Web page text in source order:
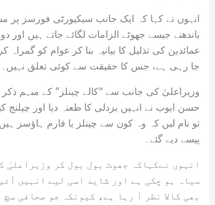
انہوں نے کہا کہ ایک جانب سیکیورٹی فورسز پر
باندھنے جیسے جھوٹے الزامات لگائے جاتے ہیں اور
عمائدین کی تذلیل کا بیانیہ بنا کر عوام کو
جا رہی ہے، جس کا حقیقت سے کوئی تعلق نہیں۔
وزیراعلیٰ کی جانب سے “کالے چینلز” کے مبہم ذکر
حسن ایوب نے انہیں بزدلی کا طعنہ دیا اور چیلنج
تو نام لیں کہ وہ کون سے چینلز یا فارم ہاؤسز
پیسے دیے گئے۔
انہوں نےکہاکہ جھوٹ بول بول کر وزیراعلیٰ
سیاہ ہو چکی ہے اور شاید اسی لیے انہیں
بھی کالا نظر آ رہا ہے، کیونکہ جو صحافی سچ